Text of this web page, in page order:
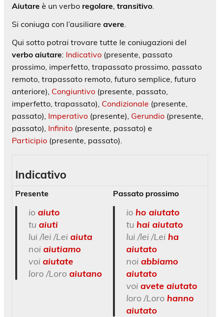
Aiutare è un verbo regolare transitivo
Si coniuga con l’ausiliare avere
Qui sotto potrai trovare tutte le coniugazioni del
verbo aiutare: Indicativo (presente, passato
prossimo, imperfetto, trapassato prossimo, passato
remoto, trapassato remoto, futuro semplice, futuro
anteriore), Congiuntivo (presente, passato,
imperfetto, trapassato), Condizionale (presente,
passato), Imperativo (presente), Gerundio (presente,
passato), Infinito (presente, passato) e
Participio (presente, passato).
Indicativo
Presente
io aiuto
tu aiuti
lui /lei /Lei aiuta
noi aiutiamo
voi aiutate
loro /Loro aiutano
Passato prossimo
io ho aiutato
tu hai aiutato
lui /lei /Lei ha
aiutato
noi abbiamo
aiutato
voi avete aiutato
loro /Loro hanno
aiutato